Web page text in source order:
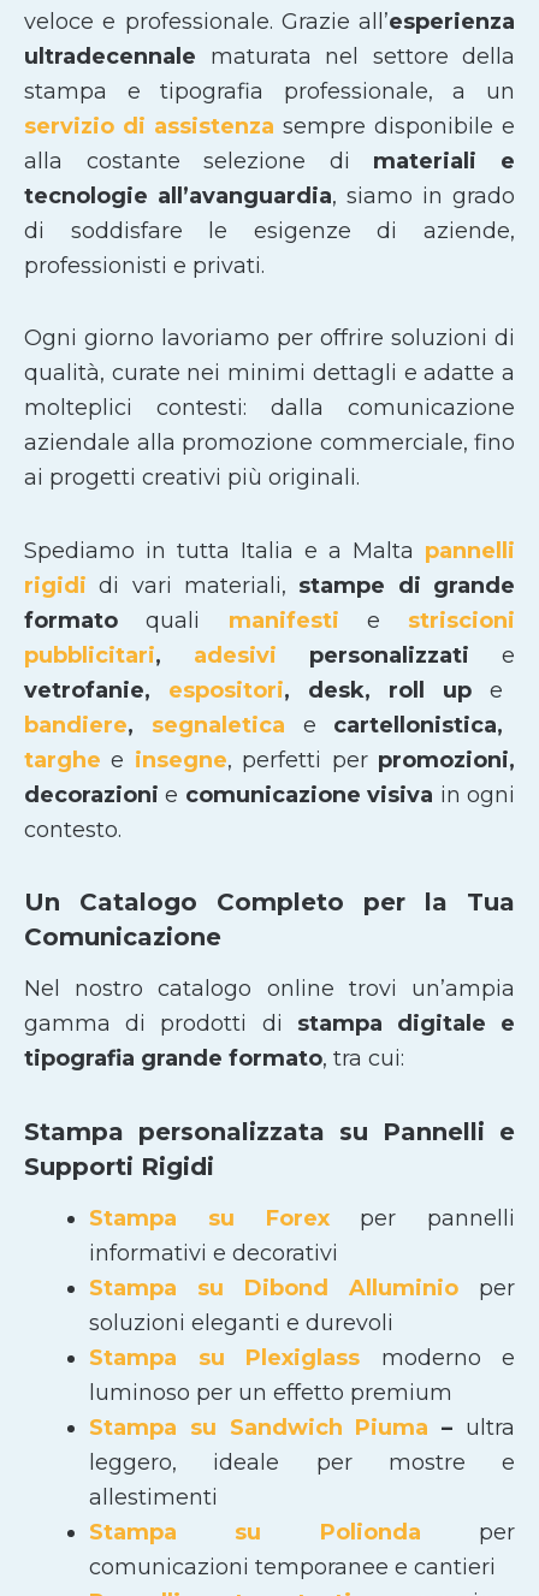
veloce e professionale. Grazie all’esperienza
ultradecennale maturata nel settore della
stampa e tipografia professionale, a un
servizio di assistenza sempre disponibile e
alla costante selezione di materiali e
tecnologie all’avanguardia, siamo in grado
di soddisfare le esigenze di aziende,
professionisti e privati.
Ogni giorno lavoriamo per offrire soluzioni di
qualità, curate nei minimi dettagli e adatte a
molteplici contesti: dalla comunicazione
aziendale alla promozione commerciale, fino
ai progetti creativi più originali.
Spediamo in tutta Italia e a Malta pannelli
rigididi vari materiali, stampe di grande
formatoquali manifesti e striscioni
pubblicitari, adesivi personalizzati e
vetrofanie, espositori, desk, roll up e
bandiere, segnaletica e cartellonistica,
targhee insegne, perfetti per promozioni,
decorazionie comunicazione visiva in ogni
contesto.
Un Catalogo Completo per la Tua
Comunicazione
Nel nostro catalogo online trovi un’ampia
gamma di prodotti di stampa digitale e
tipografia grande formato, tra cui:
Stampa personalizzata su Pannelli e
Supporti Rigidi
Stampa su Forexper pannelli
informativi e decorativi
Stampa su Dibond Alluminio per
soluzioni eleganti e durevoli
Stampa su Plexiglass moderno e
luminoso per un effetto premium
Stampa su Sandwich Piuma – ultra
leggero, ideale per mostre e
allestimenti
Stampa su Polionda per
comunicazioni temporanee e cantieri